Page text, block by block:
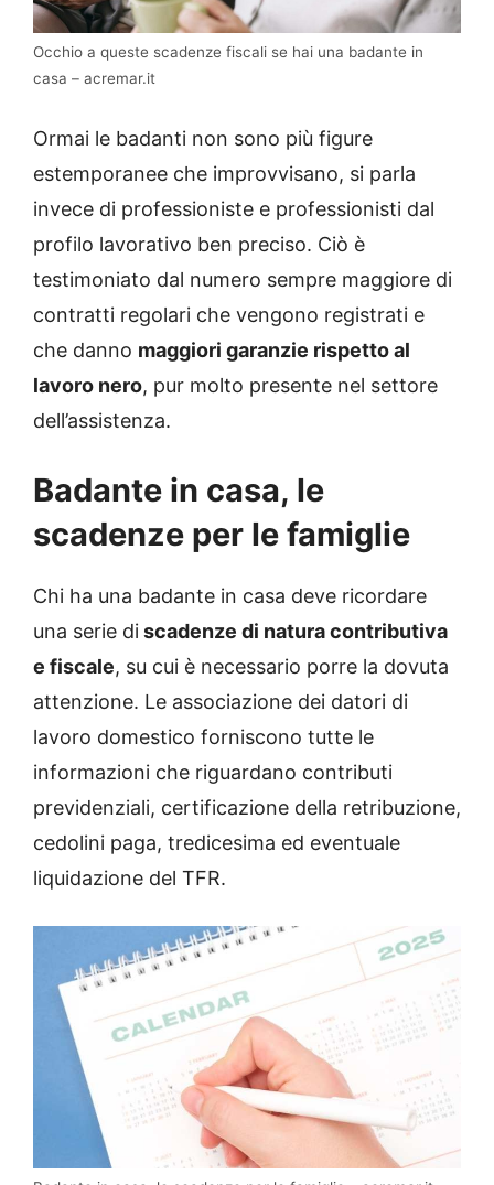
Occhio a queste scadenze fiscali se hai una badante in
casa – acremar.it
Ormai le badanti non sono più figure
estemporanee che improvvisano, si parla
invece di professioniste e professionisti dal
profilo lavorativo ben preciso. Ciò è
testimoniato dal numero sempre maggiore di
contratti regolari che vengono registrati e
che danno maggiori garanzie rispetto al
lavoro nero, pur molto presente nel settore
dell’assistenza.
Badante in casa, le
scadenze per le famiglie
Chi ha una badante in casa deve ricordare
una serie discadenze di natura contributiva
e fiscale, su cui è necessario porre la dovuta
attenzione. Le associazione dei datori di
lavoro domestico forniscono tutte le
informazioni che riguardano contributi
previdenziali, certificazione della retribuzione,
cedolini paga, tredicesima ed eventuale
liquidazione del TFR.